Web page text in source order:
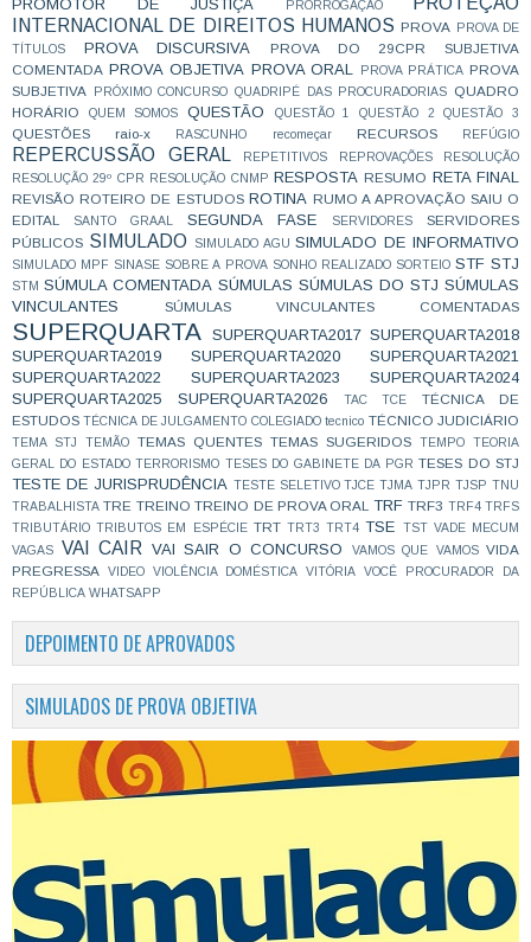
PROMOTOR DE JUSTIÇA PRORROGAÇÃO
INTERNACIONAL DE DIREITOS HUMANOS PROVA
PROVA DE
TÍTULOS
PROVA DISCURSIVA
PROVA DO 29CPR SUBJETIVA
COMENTADA PROVA OBJETIVA PROVA ORAL PROVA PRÁTICA PROVA
SUBJETIVA
PRÓXIMO CONCURSO QUADRIPÉ DAS PROCURADORIAS
QUADRO
HORÁRIO
QUEM SOMOS QUESTÃO QUESTÃO 1 QUESTÃO 2 QUESTÃO 3
QUESTÕES raio-x RASCUNHO recomeçar RECURSOS REFÚGIO
REPERCUSSÃO GERAL REPETITIVOS REPROVAÇÕES
RESOLUÇÃO
RESOLUÇÃO 29º CPR
RESOLUÇÃO CNMP RESPOSTA RESUMO RETA FINAL
REVISÃO ROTEIRO DE ESTUDOS ROTINA RUMO A APROVAÇÃO SAIU O
EDITAL
SANTO GRAAL SEGUNDA FASE SERVIDORES
SERVIDORES
PÚBLICOS SIMULADO SIMULADO AGU SIMULADO DE INFORMATIVO
SIMULADO MPF SINASE SOBRE A PROVA SONHO REALIZADO SORTEIO STF STJ
STM SÚMULA COMENTADA SÚMULAS SÚMULAS DO STJ SÚMULAS
VINCULANTES
SÚMULAS VINCULANTES COMENTADAS
SUPERQUARTA SUPERQUARTA2017 SUPERQUARTA2018
SUPERQUARTA2019
SUPERQUARTA2020
SUPERQUARTA2021
SUPERQUARTA2022
SUPERQUARTA2023
SUPERQUARTA2024
SUPERQUARTA2025
SUPERQUARTA2026 TAC TCE
TÉCNICA DE
ESTUDOS TÉCNICA DE JULGAMENTO COLEGIADO tecnico TÉCNICO JUDICIÁRIO
TEMA STJ TEMÃO TEMAS QUENTES TEMAS SUGERIDOS TEMPO
TEORIA
GERAL DO ESTADO TERRORISMO TESES DO GABINETE DA PGR TESES DO STJ
TESTE DE JURISPRUDÊNCIA TESTE SELETIVO TJCE TJMA TJPR TJSP TNU
TRABALHISTA TRE TREINO TREINO DE PROVA ORAL TRF TRF3 TRF4 TRFS
TRIBUTÁRIO TRIBUTOS EM ESPÉCIE TRT TRT3 TRT4 TSE TST VADE MECUM
VAGAS
VAI CAIR VAI SAIR O CONCURSO VAMOS QUE VAMOS VIDA
PREGRESSA
VIDEO VIOLÊNCIA DOMÉSTICA VITÓRIA
VOCÊ PROCURADOR DA
REPÚBLICA WHATSAPP
DEPOIMENTO DE APROVADOS
SIMULADOS DE PROVA OBJETIVA